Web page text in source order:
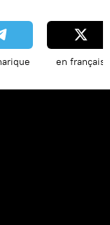
en français